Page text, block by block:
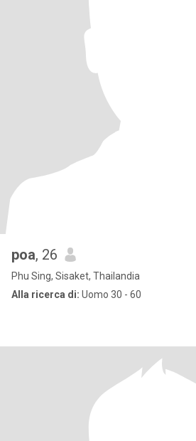
poa, 26
Phu Sing, Sisaket, Thailandia
Alla ricerca di: Uomo 30 - 60